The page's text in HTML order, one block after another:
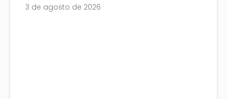
3 de agosto de 2026